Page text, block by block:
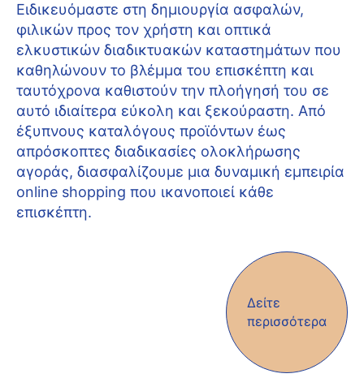
Ειδικευόμαστε στη δημιουργία ασφαλών,
φιλικών προς τον χρήστη και οπτικά
ελκυστικών διαδικτυακών καταστημάτων που
καθηλώνουν το βλέμμα του επισκέπτη και
ταυτόχρονα καθιστούν την πλοήγησή του σε
αυτό ιδιαίτερα εύκολη και ξεκούραστη. Από
έξυπνους καταλόγους προϊόντων έως
απρόσκοπτες διαδικασίες ολοκλήρωσης
αγοράς, διασφαλίζουμε μια δυναμική εμπειρία
online shopping που ικανοποιεί κάθε
επισκέπτη.
Δείτε
περισσότερα